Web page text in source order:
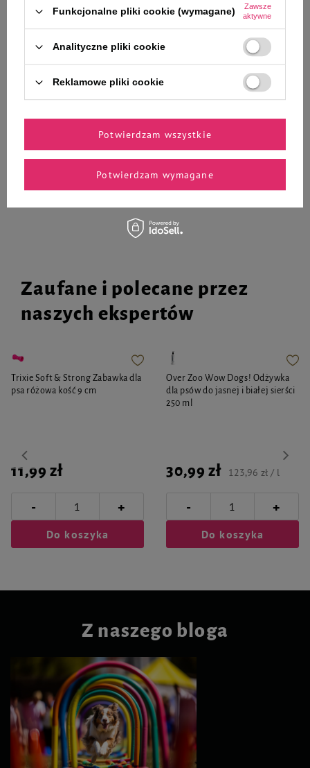
Lamb Liver wątroba jagnięca
przysmak dla psa 150 g
Cena regularna:32,50 zł -85%
4,99 zł
Najniższa cena produktu w okresie
- +
Do koszyka
Over Horse Overs Apple
przysmak dla konia 1 kg
31,03 zł 31,03 zł / kg
- +
Do koszyka
Zaufane i polecane przez
naszych ekspertów
Trixie Soft & Strong Zabawka dla
psa różowa kość 9 cm
11,99 zł
- +
Do koszyka
Over Zoo Wow Dogs! Odżywka
dla psów do jasnej i białej sierści
250 ml
30,99 zł 123,96 zł / l
- +
Do koszyka
Z naszego bloga
Funkcjonalne pliki cookie (wymagane)
Zawsze
aktywne
Analityczne pliki cookie
Reklamowe pliki cookie
Potwierdzam wymagane
Potwierdzam wszystkie